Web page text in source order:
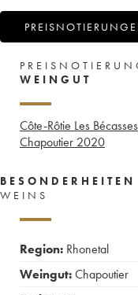
WEINGUT
Côte-Rôtie Les Bécasses
Chapoutier 2020
BESONDERHEITEN
WEINS
Region: Rhonetal
Weingut:Chapoutier